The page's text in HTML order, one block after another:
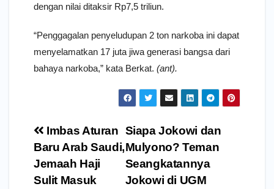
dengan nilai ditaksir Rp7,5 triliun.
“Penggagalan penyeludupan 2 ton narkoba ini dapat
menyelamatkan 17 juta jiwa generasi bangsa dari
bahaya narkoba,” kata Berkat. (ant).
Navigasi
pos
Siapa Jokowi dan
Mulyono? Teman
Seangkatannya
Jokowi di UGM
Imbas Aturan
Baru Arab Saudi,
Jemaah Haji
Sulit Masuk